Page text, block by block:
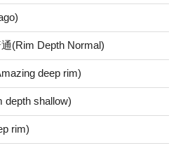
(Rim Depth Normal)
deep rim)
depth shallow)
rim)